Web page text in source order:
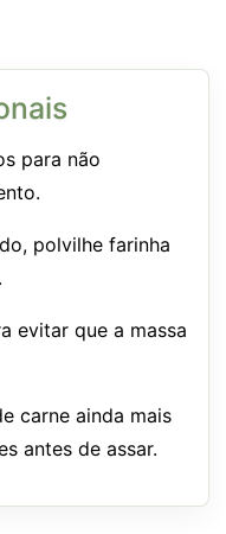
para não
polvilhe farinha
evitar que a massa
carne ainda mais
antes de assar.